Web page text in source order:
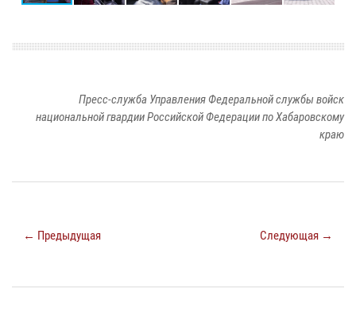
Пресс-служба Управления Федеральной службы войск
национальной гвардии Российской Федерации по Хабаровскому
краю
← Предыдущая Следующая →